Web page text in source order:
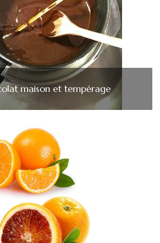
maison et tempérage